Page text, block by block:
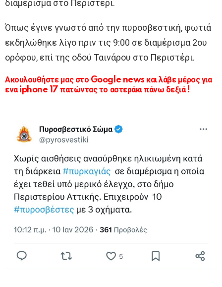
διαμέρισμα στο Περιστέρι.
Όπως έγινε γνωστό από την πυροσβεστική, φωτιά
εκδηλώθηκε λίγο πριν τις 9:00 σε διαμέρισμα 2ου
ορόφου, επί της οδού Ταινάρου στο Περιστέρι.
Ακουλουθήστε μας στο Google news και λάβε μέρος για
ενα iphone 17 πατώντας το αστεράκι πάνω δεξιά !